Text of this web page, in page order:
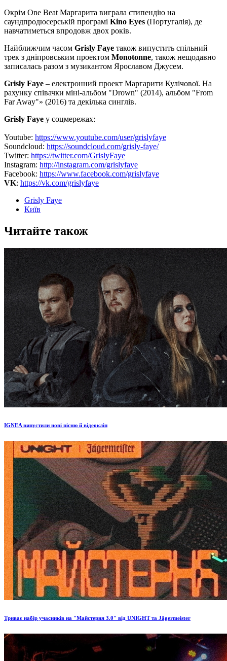
Окрім One Beat Маргарита виграла стипендію на
саундпродюсерській програмі Kino Eyes (Португалія), де
навчатиметься впродовж двох років.
Найближчим часом Grisly Faye також випустить спільний
трек з дніпровським проектом Monotonne, також нещодавно
записалась разом з музикантом Ярославом Джусем.
Grisly Faye – електронний проект Маргарити Кулічової. На
рахунку співачки міні-альбом "Drown" (2014), альбом "From
Far Away"» (2016) та декілька синглів.
Grisly Faye у соцмережах:
Youtube: https://www.youtube.com/user/grislyfaye
Soundcloud: https://soundcloud.com/grisly-faye/
Twitter: https://twitter.com/GrislyFaye
Instagram: http://instagram.com/grislyfaye
Facebook: https://www.facebook.com/grislyfaye
VK: https://vk.com/grislyfaye
Grisly Faye
Київ
Читайте також
IGNEA випустили нові пісню й відеокліп
Триває набір учасників на "Майстерня 3.0" від UNIGHT та Jägermeister